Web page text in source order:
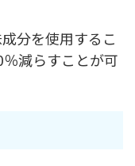
分を使用するこ
減らすことが可